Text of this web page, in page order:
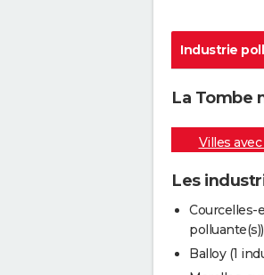
Industrie
La Tombe
Villes
Les
Courcelles-
polluante(s))
Balloy (1